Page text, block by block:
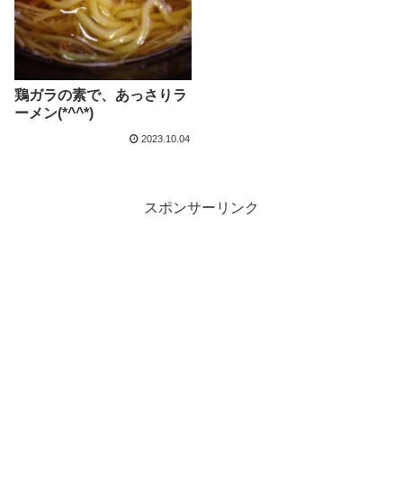
鶏ガラの素で、あっさりラ
ーメン(*^^*)
2023.10.04
スポンサーリンク